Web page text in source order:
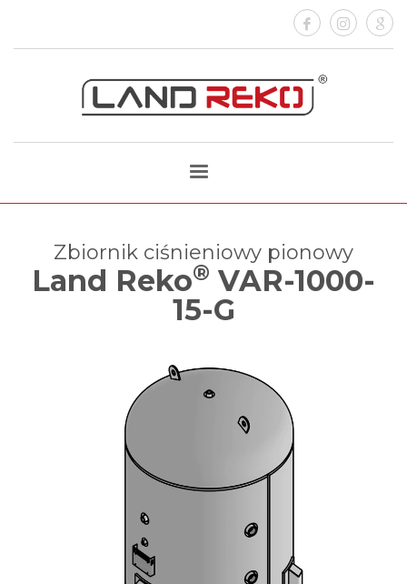
Zbiornik ciśnieniowy pionowy
Land Reko® VAR-1000-
15-G